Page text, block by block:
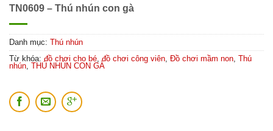
TN0609 – Thú nhún con gà
Danh mục: Thú nhún
Từ khóa: đồ chơi cho bé đồ chơi công viên Đồ chơi mầm non Thú
nhún THÚ NHÚN CON GÀ